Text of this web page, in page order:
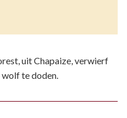
uit Chapaize, verwierf
te doden.